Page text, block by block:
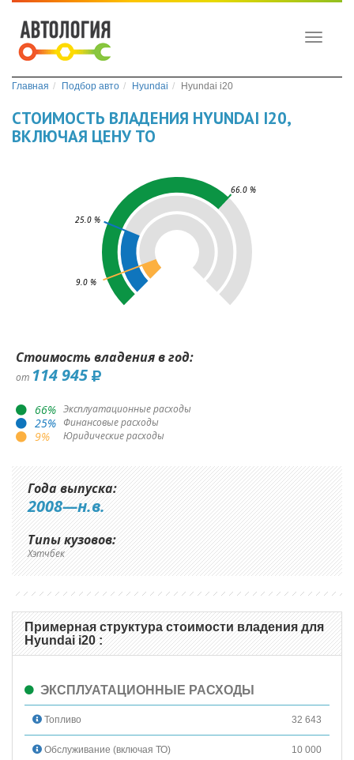
Toggle
Главная Подбор авто Hyundai Hyundai i20
СТОИМОСТЬ ВЛАДЕНИЯ HYUNDAI I20,
ВКЛЮЧАЯ ЦЕНУ ТО
66.0 %
25.0 %
9.0 %
Стоимость владения в год:
от 114 945
66% Эксплуатационные расходы
25% Финансовые расходы
9% Юридические расходы
Года выпуска:
2008—н.в.
Типы кузовов:
Хэтчбек
Примерная структура стоимости владения для
Hyundai i20 :
ЭКСПЛУАТАЦИОННЫЕ РАСХОДЫ
Топливо 32 643
Обслуживание (включая ТО) 10 000